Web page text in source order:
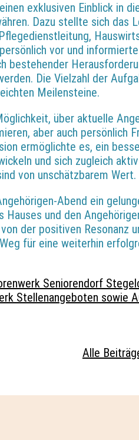
exklusiven Einblick in
Dazu stellte sich das
vor und
bestehender
Die Vielzahl der
Meilensteine.
über aktuelle
aber auch persönlich
ermöglichte es, ein
und sich zugleich
von unschätzbarem Wert.
Abend ein
Hauses und den
der positiven Resonanz
für eine weiterhin
Seniorendorf
Stellenangeboten sowie
Alle